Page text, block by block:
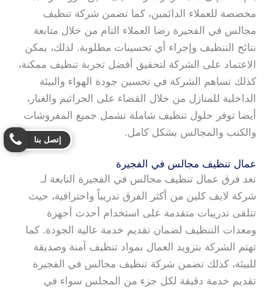
مخصصة للعملاء الدائمين، كما تضمن شركة تنظيف
مجالس في الفجيرة رضا العملاء التام من خلال متابعة
نتائج التنظيف وإجراء أي تحسينات مطلوبة. لذلك، يمكن
الاعتماد على الشركة لتحقيق أفضل تجربة تنظيف ممكنة،
كذلك تساهم الشركة في تحسين جودة الهواء والبيئة
الداخلية للمنازل من خلال القضاء على الجراثيم والغبار،
أيضا توفر حلول تنظيف شاملة تشمل جميع المفروشات
والكنب والمجالس بشكل كامل.
عمال تنظيف مجالس في الفجيرة
تعد فرق عمال تنظيف مجالس في الفجيرة التابعة لـ
شركة لايف كلين من أكثر الفرق تدريباً واحترافية، حيث
تتلقى تدريبات متقدمة على استخدام أحدث أجهزة
ومعدات التنظيف لضمان تقديم خدمة عالية الجودة. كما
تهتم الشركة بتزويد العمال بمواد تنظيف آمنة وصديقة
للبيئة، كذلك تضمن شركة تنظيف مجالس في الفجيرة
تقديم خدمة دقيقة لكل جزء من المجلس سواء في
إتصل بنا